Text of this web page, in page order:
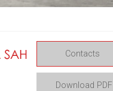
Contacts
Download PDF